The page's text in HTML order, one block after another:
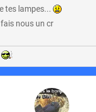
tes lampes...
nous un cr